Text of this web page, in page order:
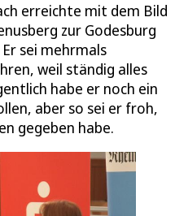
erreichte mit dem Bild
zur Godesburg
sei mehrmals
weil ständig alles
habe er noch ein
aber so sei er froh,
gegeben habe.